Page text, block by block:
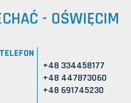
- OŚWIĘCIM
TELEFON
+48 334458177
+48 447873060
+48 691745230